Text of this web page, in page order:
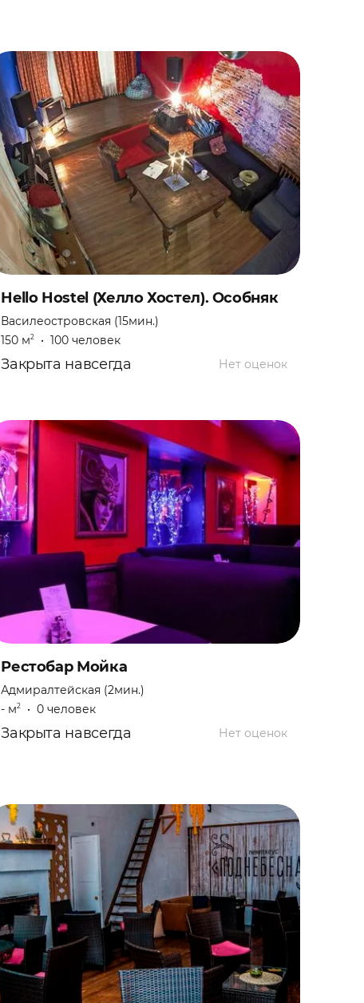
Hello Hostel (Хелло Хостел). Особняк
Василеостровская (15мин.)
150 м2 •100 человек
Нет оценок
Закрыта навсегда
Рестобар Мойка
Адмиралтейская (2мин.)
- м2 •0 человек
Нет оценок
Закрыта навсегда